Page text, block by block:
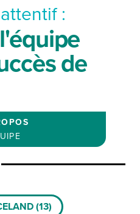
:
de
(13)